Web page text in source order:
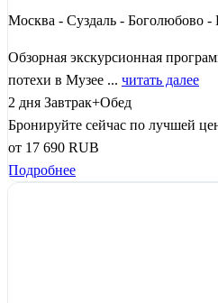
Москва - Суздаль - Боголюбово
Обзорная экскурсионная
потехи в Музее ... читать далее
2 дня Завтрак+Обед
Бронируйте сейчас по лучшей
от 17 690 RUB
Подробнее